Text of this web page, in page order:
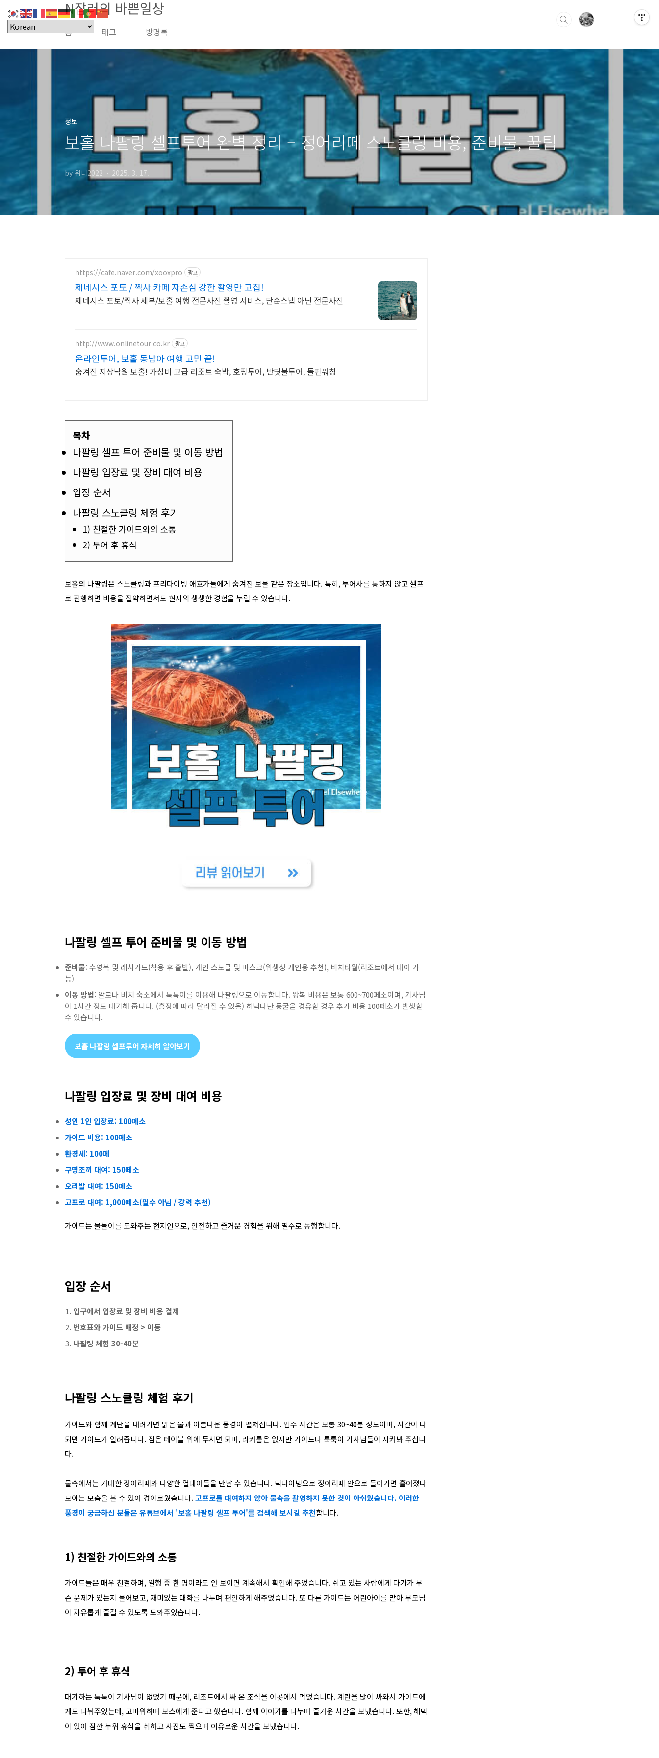
N잡러의 바쁜일상
홈 태그 방명록
정보
보홀 나팔링 셀프투어 완벽 정리 – 정어리떼 스노클링 비용, 준비물, 꿀팁
by 위니2022 2025. 3. 17.
https://cafe.naver.com/xooxpro 광고
제네시스 포토 / 찍사 카페 자존심 강한 촬영만 고집!
제네시스 포토/찍사 세부/보홀 여행 전문사진 촬영 서비스, 단순스냅 아닌 전문사진
http://www.onlinetour.co.kr 광고
온라인투어, 보홀 동남아 여행 고민 끝!
숨겨진 지상낙원 보홀! 가성비 고급 리조트 숙박, 호핑투어, 반딧불투어, 돌핀워칭
목차
나팔링 셀프 투어 준비물 및 이동 방법
나팔링 입장료 및 장비 대여 비용
입장 순서
나팔링 스노클링 체험 후기
1) 친절한 가이드와의 소통
2) 투어 후 휴식
보홀의 나팔링은 스노클링과 프리다이빙 애호가들에게 숨겨진 보물 같은 장소입니다. 특히, 투어사를 통하지 않고 셀프
로 진행하면 비용을 절약하면서도 현지의 생생한 경험을 누릴 수 있습니다.
나팔링 셀프 투어 준비물 및 이동 방법
준비물: 수영복 및 래시가드(착용 후 출발), 개인 스노클 및 마스크(위생상 개인용 추천), 비치타월(리조트에서 대여 가
능)
이동 방법: 알로나 비치 숙소에서 툭툭이를 이용해 나팔링으로 이동합니다. 왕복 비용은 보통 600~700페소이며, 기사님
이 1시간 정도 대기해 줍니다. (흥정에 따라 달라질 수 있음) 히낙다난 동굴을 경유할 경우 추가 비용 100페소가 발생할
수 있습니다.
보홀 나팔링 셀프투어 자세히 알아보기
나팔링 입장료 및 장비 대여 비용
성인 1인 입장료: 100페소​
가이드 비용: 100페소
환경세: 100페​
구명조끼 대여: 150페소​
오리발 대여: 150페소​
고프로 대여: 1,000페소(필수 아님 / 강력 추천)
가이드는 물놀이를 도와주는 현지인으로, 안전하고 즐거운 경험을 위해 필수로 동행합니다.
입장 순서
입구에서 입장료 및 장비 비용 결제
번호표와 가이드 배정 > 이동
나팔링 체험 30-40분
나팔링 스노클링 체험 후기
가이드와 함께 계단을 내려가면 맑은 물과 아름다운 풍경이 펼쳐집니다. 입수 시간은 보통 30~40분 정도이며, 시간이 다
되면 가이드가 알려줍니다. 짐은 테이블 위에 두시면 되며, 라커룸은 없지만 가이드나 툭툭이 기사님들이 지켜봐 주십니
다.
물속에서는 거대한 정어리떼와 다양한 열대어들을 만날 수 있습니다. 덕다이빙으로 정어리떼 안으로 들어가면 흩어졌다
모이는 모습을 볼 수 있어 경이로웠습니다. 고프로를 대여하지 않아 물속을 촬영하지 못한 것이 아쉬웠습니다. 이러한
풍경이 궁금하신 분들은 유튜브에서 '보홀 나팔링 셀프 투어'를 검색해 보시길 추천합니다.
1) 친절한 가이드와의 소통
가이드들은 매우 친절하며, 일행 중 한 명이라도 안 보이면 계속해서 확인해 주었습니다. 쉬고 있는 사람에게 다가가 무
슨 문제가 있는지 물어보고, 재미있는 대화를 나누며 편안하게 해주었습니다. 또 다른 가이드는 어린아이를 맡아 부모님
이 자유롭게 즐길 수 있도록 도와주었습니다.
2) 투어 후 휴식
대기하는 툭툭이 기사님이 없었기 때문에, 리조트에서 싸 온 조식을 이곳에서 먹었습니다. 계란을 많이 싸와서 가이드에
게도 나눠주었는데, 고마워하며 보스에게 준다고 했습니다. 함께 이야기를 나누며 즐거운 시간을 보냈습니다. 또한, 해먹
이 있어 잠깐 누워 휴식을 취하고 사진도 찍으며 여유로운 시간을 보냈습니다.